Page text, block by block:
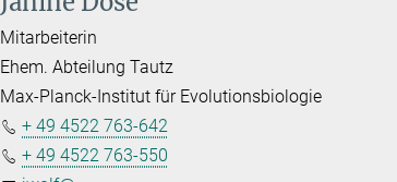
Mitarbeiterin
Ehem. Abteilung Tautz
Max-Planck-Institut für Evolutionsbiologie
+ 49 4522 763-642
+ 49 4522 763-550